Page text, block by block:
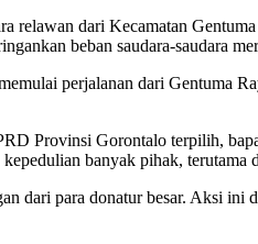
dari Kecamatan
beban saudara-saudara
perjalanan dari Gentuma
Provinsi Gorontalo terpilih,
banyak pihak, terutama
dari para donatur besar. Aksi